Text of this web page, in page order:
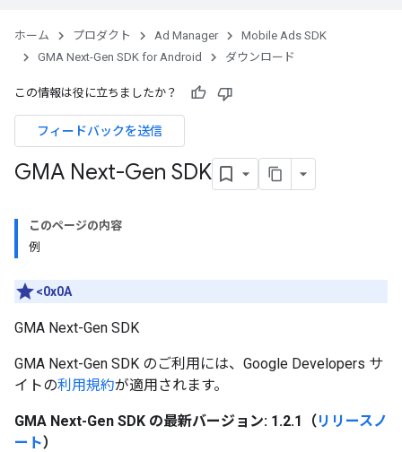
ホーム プロダクト Ad Manager
Mobile Ads SDK
GMA Next-Gen SDK for Android
ダウンロード
この情報は役に立ちましたか？
フィードバックを送信
GMA Next-Gen SDK
このページの内容
例
<0x0A
GMA Next-Gen SDK
GMA Next-Gen SDK のご利用には、Google Developers サ
イトの利用規約が適用されます。
GMA Next-Gen SDK の最新バージョン: 1.2.1（リリースノ
ート）